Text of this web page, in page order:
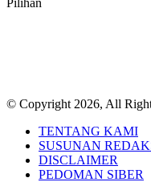
© Copyright 2026, All
TENTANG KAMI
SUSUNAN
DISCLAIMER
PEDOMAN SIBER